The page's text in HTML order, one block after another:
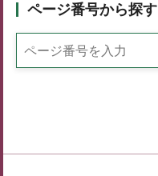
ページ番号から探す